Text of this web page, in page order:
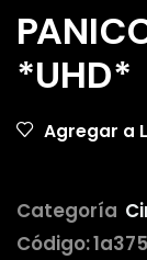
*UHD*
Agregar a
Categoría
Código: